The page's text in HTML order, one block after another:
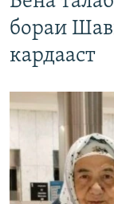
бораи
кардааст